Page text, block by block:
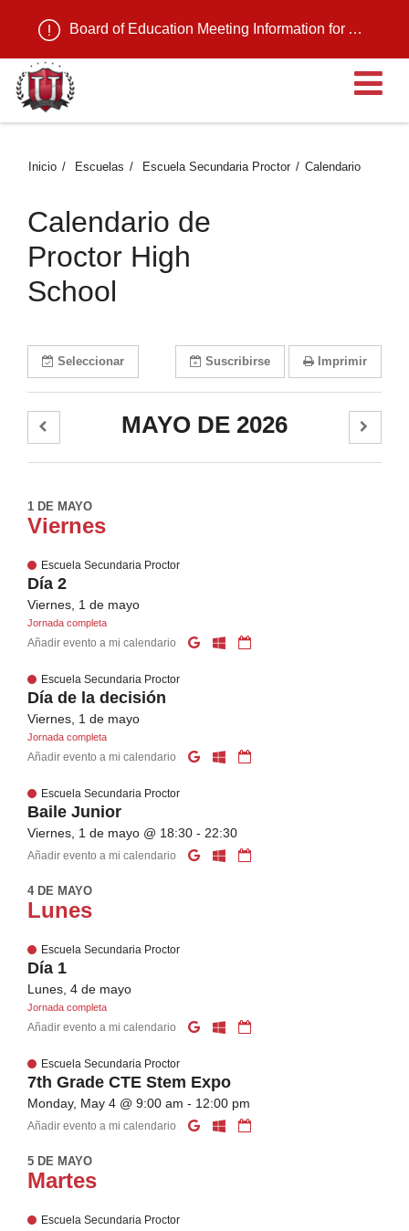
Board of Education Meeting Information for August 11, 2026
Inicio Escuelas Escuela Secundaria Proctor Calendario
Calendario de
Proctor High
School
Seleccionar Suscribirse Imprimir
MAYO DE 2026
1 DE MAYO
Viernes
Escuela Secundaria Proctor
Día 2
Viernes, 1 de mayo
Jornada completa
Añadir evento a mi calendario
Escuela Secundaria Proctor
Día de la decisión
Viernes, 1 de mayo
Jornada completa
Añadir evento a mi calendario
Escuela Secundaria Proctor
Baile Junior
Viernes, 1 de mayo @ 18:30 - 22:30
Añadir evento a mi calendario
4 DE MAYO
Lunes
Escuela Secundaria Proctor
Día 1
Lunes, 4 de mayo
Jornada completa
Añadir evento a mi calendario
Escuela Secundaria Proctor
7th Grade CTE Stem Expo
Monday, May 4 @ 9:00 am - 12:00 pm
Añadir evento a mi calendario
5 DE MAYO
Martes
Escuela Secundaria Proctor